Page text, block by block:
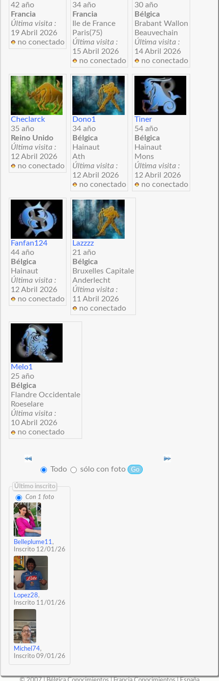
42 año
Francia
Última visita :
19 Abril 2026
no conectado
34 año
Francia
Ile de France
Paris(75)
Última visita :
15 Abril 2026
no conectado
30 año
Bélgica
Brabant Wallon
Beauvechain
Última visita :
14 Abril 2026
no conectado
Checlarck
35 año
Reino Unido
Última visita :
12 Abril 2026
no conectado
Dono1
34 año
Bélgica
Hainaut
Ath
Última visita :
12 Abril 2026
no conectado
Tiner
54 año
Bélgica
Hainaut
Mons
Última visita :
12 Abril 2026
no conectado
Fanfan124
44 año
Bélgica
Hainaut
Última visita :
12 Abril 2026
no conectado
Lazzzz
21 año
Bélgica
Bruxelles Capitale
Anderlecht
Última visita :
11 Abril 2026
no conectado
Melo1
25 año
Bélgica
Flandre Occidentale
Roeselare
Última visita :
10 Abril 2026
no conectado
Todo sólo con foto
Último inscrito
Con 1 foto
Belleplume11 ,
Inscrito 12/01/26
Lopez28,
Inscrito 11/01/26
Michel74,
Inscrito 09/01/26